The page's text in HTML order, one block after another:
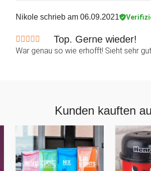
Nikole schrieb am 06.09.2021
Top. Gerne wieder!
War genau so wie erhofft! Sieht sehr
Kunden kauften